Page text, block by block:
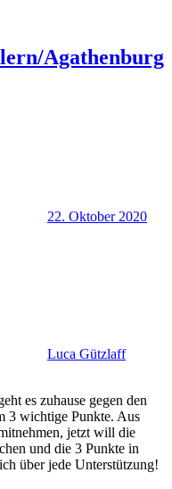
Agathenburg
22. Oktober 2020
Luca Gützlaff
es zuhause gegen den
3 wichtige Punkte. Aus
jetzt will die
und die 3 Punkte in
über jede Unterstützung!